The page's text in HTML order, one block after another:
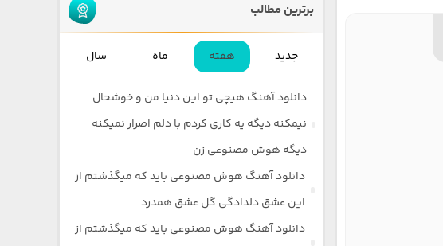
برترین مطالب
جدید هفته ماه سال
دانلود آهنگ هیچی تو این دنیا من و خوشحال
نیمکنه دیگه یه کاری کردم با دلم اصرار نمیکنه
دیگه هوش مصنوعی زن
دانلود آهنگ هوش مصنوعی باید که میگذشتم از
این عشق دلدادگی گل عشق همدرد
دانلود آهنگ هوش مصنوعی باید که میگذشتم از